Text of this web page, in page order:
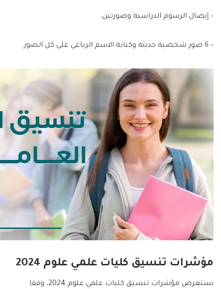
– إيصال الرسوم الدراسية وصورتين.
– 6 صور شخصية حديثة وكتابة الاسم الرباعي على كل الصور.
مؤشرات تنسيق كليات علمي علوم 2024
نستعرض مؤشرات تنسيق كليات علمي علوم 2024، وفقا